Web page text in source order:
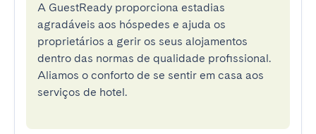
A GuestReady proporciona estadias
agradáveis aos hóspedes e ajuda os
proprietários a gerir os seus alojamentos
dentro das normas de qualidade profissional.
Aliamos o conforto de se sentir em casa aos
serviços de hotel.